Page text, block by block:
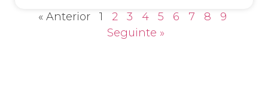
« Anterior
1 2 3 4 5 6 7 8
9
Seguinte »